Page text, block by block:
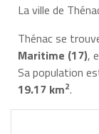
La ville de
Thénac se
Maritime (17),
Sa population
19.17 km2.